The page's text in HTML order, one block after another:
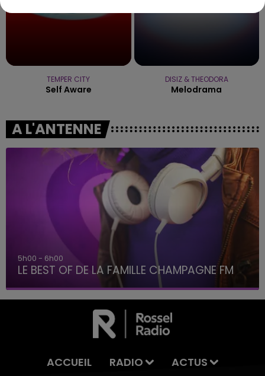
TEMPER CITY
Self Aware
DISIZ & THEODORA
Melodrama
A L'ANTENNE
FM
6h00 - 10h00
La Famille
ACCUEIL RADIO
ACTUS